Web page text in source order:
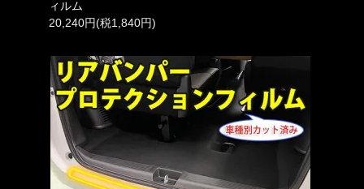
ィルム
20,240円(税1,840円)